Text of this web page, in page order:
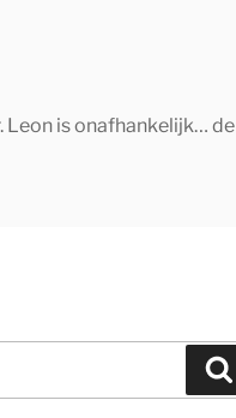
is onafhankelijk… de